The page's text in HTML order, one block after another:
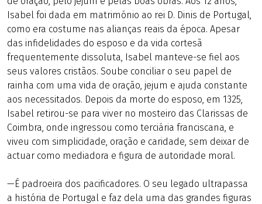
Isabel foi dada em matrimónio ao rei D. Dinis de Portugal,
como era costume nas alianças reais da época. Apesar
das infidelidades do esposo e da vida cortesã
frequentemente dissoluta, Isabel manteve-se fiel aos
seus valores cristãos. Soube conciliar o seu papel de
rainha com uma vida de oração, jejum e ajuda constante
aos necessitados. Depois da morte do esposo, em 1325,
Isabel retirou-se para viver no mosteiro das Clarissas de
Coimbra, onde ingressou como terciária franciscana, e
viveu com simplicidade, oração e caridade, sem deixar de
actuar como mediadora e figura de autoridade moral.
—É padroeira dos pacificadores. O seu legado ultrapassa
a história de Portugal e faz dela uma das grandes figuras